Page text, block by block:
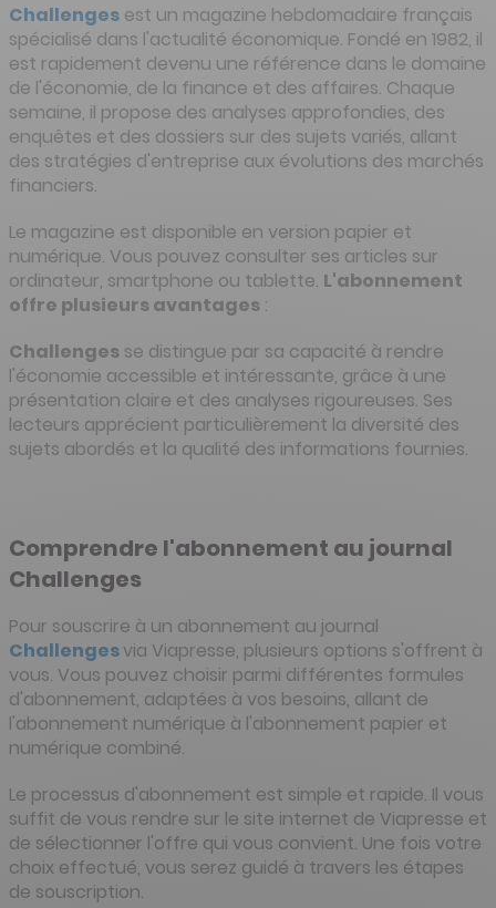
Challenges est un magazine hebdomadaire français
spécialisé dans l'actualité économique. Fondé en 1982, il
est rapidement devenu une référence dans le domaine
de l'économie, de la finance et des affaires. Chaque
semaine, il propose des analyses approfondies, des
enquêtes et des dossiers sur des sujets variés, allant
des stratégies d'entreprise aux évolutions des marchés
financiers.
Le magazine est disponible en version papier et
numérique. Vous pouvez consulter ses articles sur
ordinateur, smartphone ou tablette. L'abonnement
offre plusieurs avantages :
Challenges se distingue par sa capacité à rendre
l'économie accessible et intéressante, grâce à une
présentation claire et des analyses rigoureuses. Ses
lecteurs apprécient particulièrement la diversité des
sujets abordés et la qualité des informations fournies.
Comprendre l'abonnement au journal
Challenges
Pour souscrire à un abonnement au journal
Challengesvia Viapresse, plusieurs options s'offrent à
vous. Vous pouvez choisir parmi différentes formules
d'abonnement, adaptées à vos besoins, allant de
l'abonnement numérique à l'abonnement papier et
numérique combiné.
Le processus d'abonnement est simple et rapide. Il vous
suffit de vous rendre sur le site internet de Viapresse et
de sélectionner l'offre qui vous convient. Une fois votre
choix effectué, vous serez guidé à travers les étapes
de souscription.